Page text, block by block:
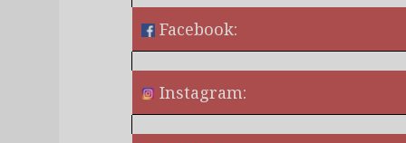
Facebook:
Instagram:
¿Quieres